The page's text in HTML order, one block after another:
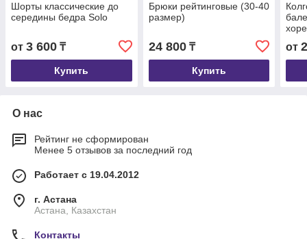
Шорты классические до
середины бедра Solo
от 3 600 ₸
Купить
Брюки рейтинговые (30-40
размер)
24 800₸
Купить
от
О нас
Рейтинг не сформирован
Менее 5 отзывов за последний год
Работает с 19.04.2012
г. Астана
Астана, Казахстан
Контакты